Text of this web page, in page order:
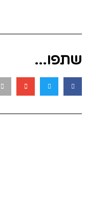
שתפו...